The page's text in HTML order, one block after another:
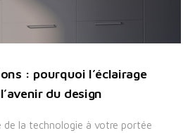
: pourquoi l’éclairage
du design
de la technologie à votre portée